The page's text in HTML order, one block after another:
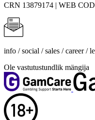
CRN 13879174 | WEB
info / social / sales / career /
Ole vastutustundlik mängija